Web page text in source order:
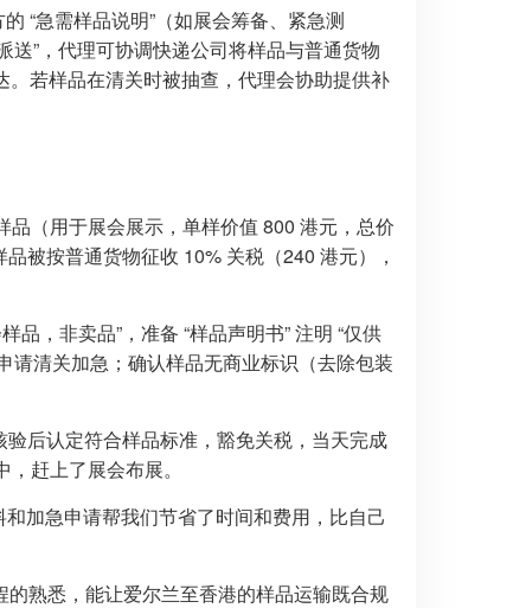
“急需样品说明”（如展会筹备、紧急测
”，代理可协调快递公司将样品与普通货物
若样品在清关时被抽查，代理会协助提供补
（用于展会展示，单样价值 800 港元，总价
被按普通货物征收 10% 关税（240 港元），
，非卖品”，准备 “样品声明书” 注明 “仅供
请清关加急；确认样品无商业标识（去除包装
后认定符合样品标准，豁免关税，当天完成
赶上了展会布展。
加急申请帮我们节省了时间和费用，比自己
的熟悉，能让爱尔兰至香港的样品运输既合规